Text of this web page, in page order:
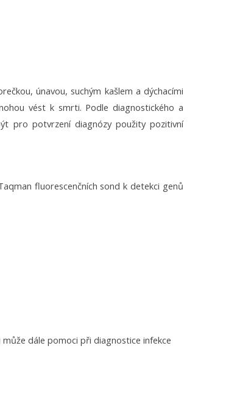
únavou, suchým kašlem a dýchacími
vést k smrti. Podle diagnostického a
pro potvrzení diagnózy použity pozitivní
fluorescenčních sond k detekci genů
dále pomoci při diagnostice infekce